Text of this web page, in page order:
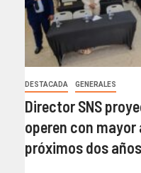
DESTACADA GENERALES
Director SNS
operen con
próximos dos años